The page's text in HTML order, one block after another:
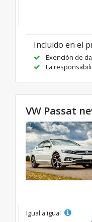
Incluido en el
Exención de
La
VW Passat
Igual a igual